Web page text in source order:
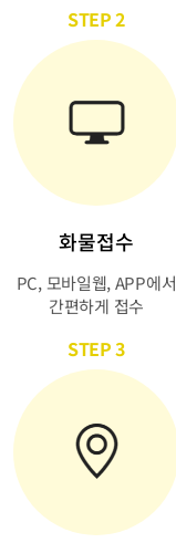
STEP 2
화물접수
PC, 모바일웹, APP에서
간편하게 접수
STEP 3